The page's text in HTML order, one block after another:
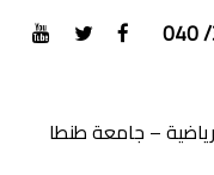
– جامعة طنطا